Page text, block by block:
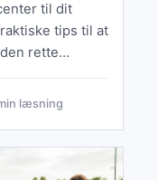
til dit
tips til at
rette
læsning